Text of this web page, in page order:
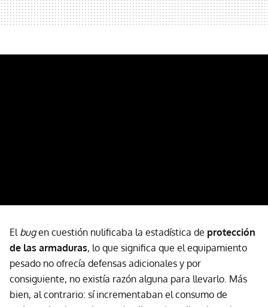
El bugen cuestión nulificaba la estadística de protección
de las armaduras, lo que significa que el equipamiento
pesado no ofrecía defensas adicionales y por
consiguiente, no existía razón alguna para llevarlo. Más
bien, al contrario: sí incrementaban el consumo de